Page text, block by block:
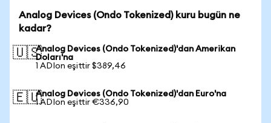
Analog Devices (Ondo Tokenized) kuru bugün ne
kadar?
🇺🇸Analog Devices (Ondo Tokenized)'dan Amerikan
Doları'na
1 ADIon eşittir $389,46
🇪🇺Analog Devices (Ondo Tokenized)'dan Euro'na
1 ADIon eşittir €336,90